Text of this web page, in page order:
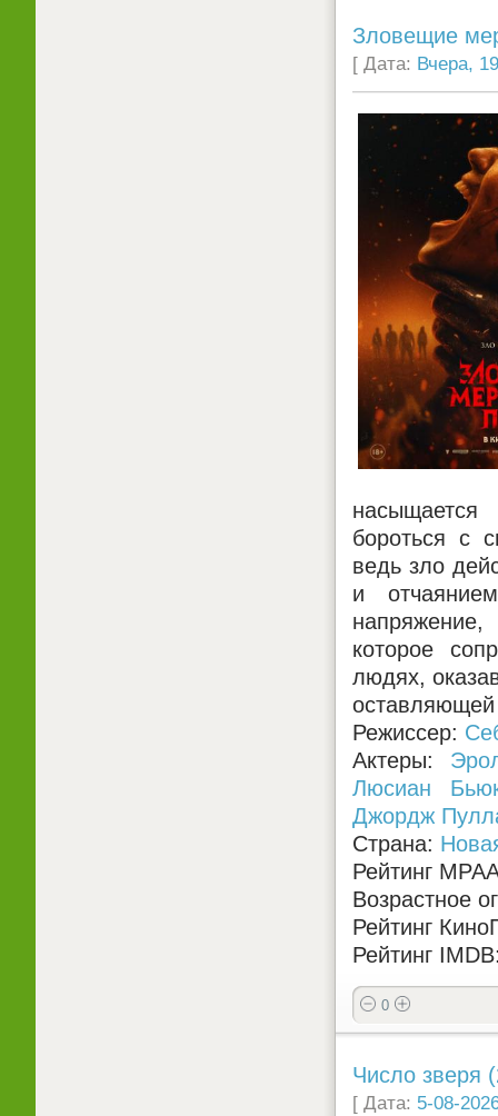
Зловещие
[ Дата: Вчера,
бороться с
ведь зло
и
напряжение,
которое
людях,
оставляющей
Режиссер:
Актеры:
Люсиан
Джордж
Страна:
Рейтинг
Возрастное
Рейтинг
Рейтинг
0
Число зверя
[ Дата: 5-08-